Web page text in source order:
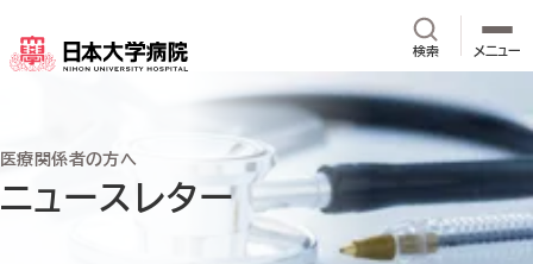
検索サイト内検
メニュー
医療関係者の方へ
ニュースレター